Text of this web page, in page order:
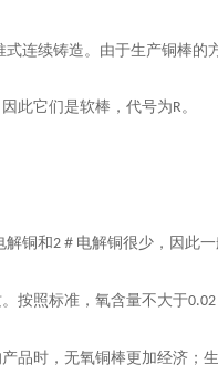
式连续铸造。由于生产铜棒的
此它们是软棒，代号为R 。
解铜和2＃电解铜很少，因此一
按照标准，氧含量不大于0.02
品时，无氧铜棒更加经济；